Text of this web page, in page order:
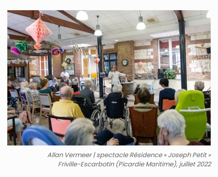
Allan Vermeer | spectacle Résidence « Joseph Petit »
Friville-Escarbotin (Picardie Maritime), juillet 2022